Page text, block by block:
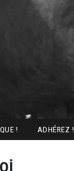
! ADHÉREZ !